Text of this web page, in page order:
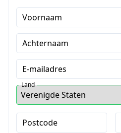
Voornaam
Achternaam
E-mailadres
Land
Postcode